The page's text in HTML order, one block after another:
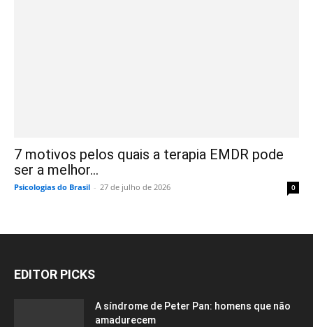
7 motivos pelos quais a terapia EMDR pode
ser a melhor...
Psicologias do Brasil - 27 de julho de 2026 0
EDITOR PICKS
A síndrome de Peter Pan: homens que não
amadurecem